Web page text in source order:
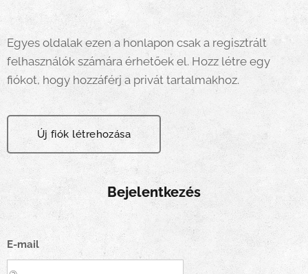
Egyes oldalak ezen a honlapon csak a regisztrált
felhasználók számára érhetőek el. Hozz létre egy
fiókot, hogy hozzáférj a privát tartalmakhoz.
Új fiók létrehozása
Bejelentkezés
E-mail